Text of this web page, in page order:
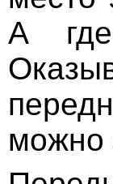
А
можно